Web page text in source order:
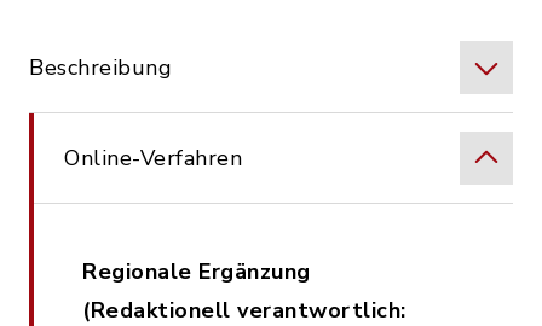
Beschreibung
Online-Verfahren
Regionale Ergänzung
(Redaktionell verantwortlich: